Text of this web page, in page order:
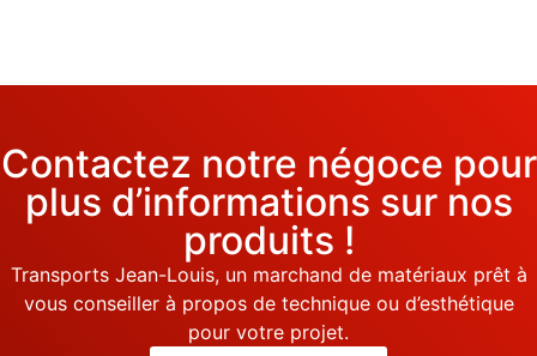
Contactez notre négoce pour
plus d’informations sur nos
produits !
Transports Jean-Louis, un marchand de matériaux prêt à
vous conseiller à propos de technique ou d’esthétique
pour votre projet.